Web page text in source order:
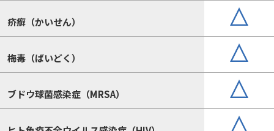
疥癬（かいせん）
梅毒（ばいどく）
ブドウ球菌感染症（MRSA）